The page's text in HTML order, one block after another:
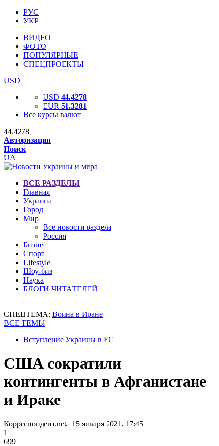
РУС
УКР
ВИДЕО
ФОТО
ПОПУЛЯРНЫЕ
СПЕЦПРОЕКТЫ
USD
USD 44.4278
EUR 51.3281
Все курсы валют
44.4278
Авторизация
Поиск
UA
ВСЕ РАЗДЕЛЫ
Главная
Украина
Город
Мир
Все новости раздела
Россия
Бизнес
Спорт
Lifestyle
Шоу-биз
Наука
БЛОГИ ЧИТАТЕЛЕЙ
СПЕЦТЕМА: Война в Иране
ВСЕ ТЕМЫ
Вступление Украины в ЕС
США сократили
контингенты в Афганистане
и Ираке
Корреспондент.net, 15 января 2021, 17:45
1
699